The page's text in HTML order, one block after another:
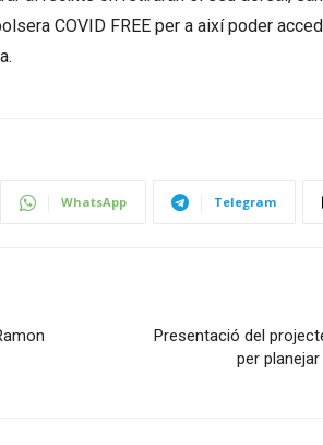
COVID FREE per a així poder
WhatsApp Telegram
Presentació del
per